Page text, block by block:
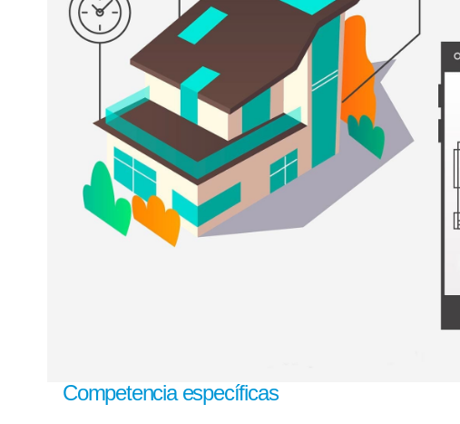
Competencia específicas